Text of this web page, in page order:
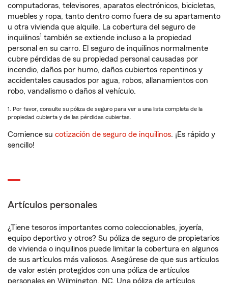
computadoras, televisores, aparatos electrónicos, bicicletas,
muebles y ropa, tanto dentro como fuera de su apartamento
u otra vivienda que alquile. La cobertura del seguro de
inquilinos1 también se extiende incluso a la propiedad
personal en su carro. El seguro de inquilinos normalmente
cubre pérdidas de su propiedad personal causadas por
incendio, daños por humo, daños cubiertos repentinos y
accidentales causados por agua, robos, allanamientos con
robo, vandalismo o daños al vehículo.
1. Por favor, consulte su póliza de seguro para ver a una lista completa de la
propiedad cubierta y de las pérdidas cubiertas.
Comience su cotización de seguro de inquilinos. ¡Es rápido y
sencillo!
Artículos personales
¿Tiene tesoros importantes como coleccionables, joyería,
equipo deportivo y otros? Su póliza de seguro de propietarios
de vivienda o inquilinos puede limitar la cobertura en algunos
de sus artículos más valiosos. Asegúrese de que sus artículos
de valor estén protegidos con una póliza de artículos
personales en Wilmington, NC. Una póliza de artículos